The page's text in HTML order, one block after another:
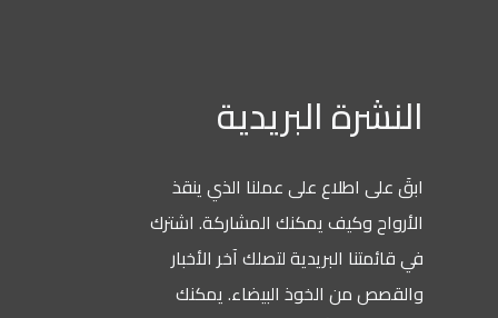
البريدية
اطلاع على عملنا الذي ينقذ
وكيف يمكنك المشاركة. اشترك
البريدية لتصلك آخر الأخبار
من الخوذ البيضاء. يمكنك